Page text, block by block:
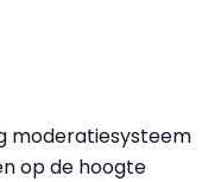
moderatiesysteem
op de hoogte